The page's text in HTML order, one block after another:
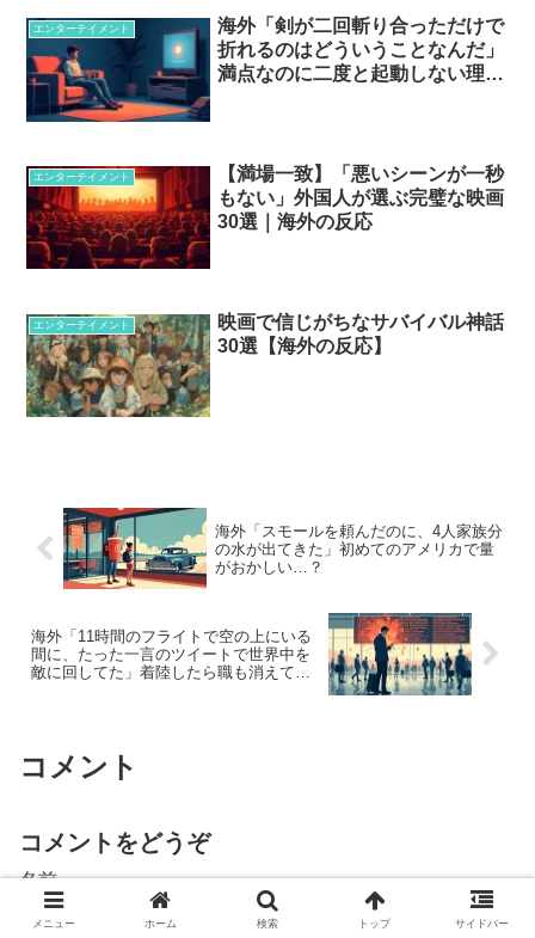
エンターテイメント
海外「剣が二回斬り合っただけで
折れるのはどういうことなんだ」
満点なのに二度と起動しない理
エンターテイメント
【満場一致】「悪いシーンが一秒
もない」外国人が選ぶ完璧な映画
30選｜海外の反応
エンターテイメント
映画で信じがちなサバイバル神話
30選【海外の反応】
海外「スモールを頼んだのに、4人家族分
の水が出てきた」初めてのアメリカで量
がおかしい…？
海外「11時間のフライトで空の上にいる
間に、たった一言のツイートで世界中を
敵に回してた」着陸したら職も消えてい
コメント
コメントをどうぞ
名前
メニュー ホーム 検索 トップ サイドバー